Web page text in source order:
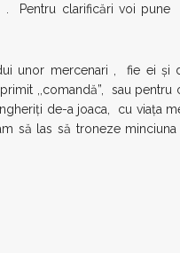
. Pentru clarificări voi pune
unor mercenari , fie ei şi
,,comandă”, sau pentru
de-a joaca, cu viaţa
să las să troneze minciuna